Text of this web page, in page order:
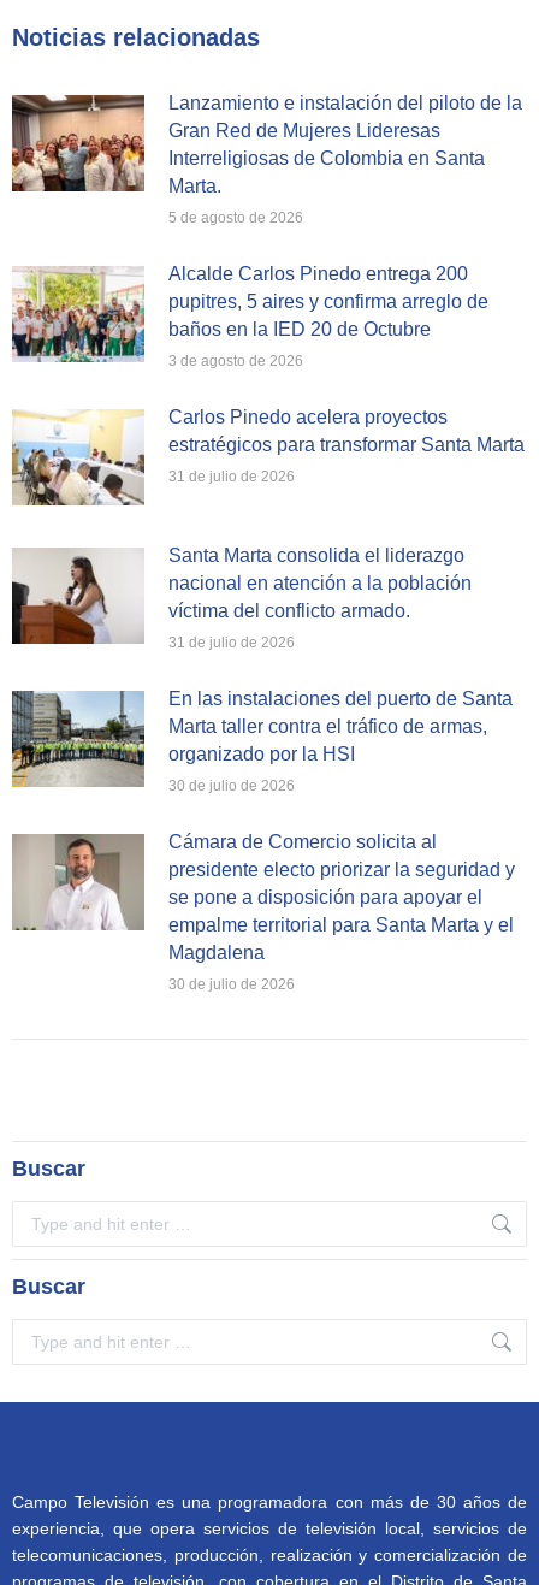
Noticias relacionadas
Lanzamiento e instalación del piloto de la
Gran Red de Mujeres Lideresas
Interreligiosas de Colombia en Santa
Marta.
5 de agosto de 2026
Alcalde Carlos Pinedo entrega 200
pupitres, 5 aires y confirma arreglo de
baños en la IED 20 de Octubre
3 de agosto de 2026
Carlos Pinedo acelera proyectos
estratégicos para transformar Santa Marta
31 de julio de 2026
Santa Marta consolida el liderazgo
nacional en atención a la población
víctima del conflicto armado.
31 de julio de 2026
En las instalaciones del puerto de Santa
Marta taller contra el tráfico de armas,
organizado por la HSI
30 de julio de 2026
Cámara de Comercio solicita al
presidente electo priorizar la seguridad y
se pone a disposición para apoyar el
empalme territorial para Santa Marta y el
Magdalena
30 de julio de 2026
Buscar
Buscar
Campo Televisión es una programadora con más de 30 años de
experiencia, que opera servicios de televisión local, servicios de
telecomunicaciones, producción, realización y comercialización de